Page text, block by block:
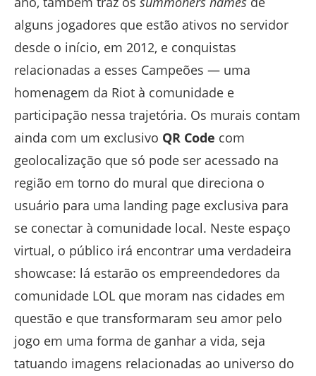
alguns jogadores que estão ativos no servidor
desde o início, em 2012, e conquistas
relacionadas a esses Campeões — uma
homenagem da Riot à comunidade e
participação nessa trajetória. Os murais contam
ainda com um exclusivo QR Code com
geolocalização que só pode ser acessado na
região em torno do mural que direciona o
usuário para uma landing page exclusiva para
se conectar à comunidade local. Neste espaço
virtual, o público irá encontrar uma verdadeira
showcase: lá estarão os empreendedores da
comunidade LOL que moram nas cidades em
questão e que transformaram seu amor pelo
jogo em uma forma de ganhar a vida, seja
tatuando imagens relacionadas ao universo do